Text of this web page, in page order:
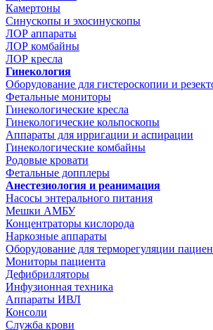
Камертоны
Синускопы и эхосинускопы
ЛОР аппараты
ЛОР комбайны
ЛОР кресла
Гинекология
Оборудование для гистероскопии и
Фетальные мониторы
Гинекологические кресла
Гинекологические кольпоскопы
Аппараты для ирригации и аспирации
Гинекологические комбайны
Родовые кровати
Фетальные допплеры
Анестезиология и реанимация
Насосы энтерального питания
Мешки АМБУ
Концентраторы кислорода
Наркозные аппараты
Оборудование для терморегуляции
Мониторы пациента
Дефибрилляторы
Инфузионная техника
Аппараты ИВЛ
Консоли
Служба крови